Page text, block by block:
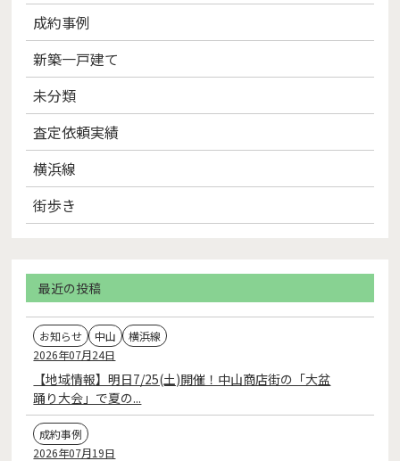
成約事例
新築一戸建て
未分類
査定依頼実績
横浜線
街歩き
最近の投稿
お知らせ 中山
横浜線
2026年07月24日
【地域情報】明日7/25(土)開催！中山商店街の「大盆
踊り大会」で夏の...
成約事例
2026年07月19日